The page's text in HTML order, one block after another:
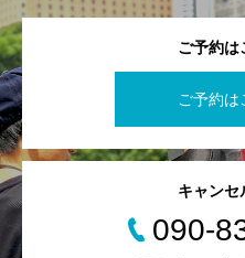
ご予約は
ご予約は
キャンセ
090-